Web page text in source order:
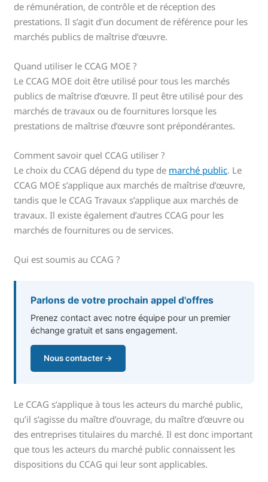
de rémunération, de contrôle et de réception des
prestations. Il s’agit d’un document de référence pour les
marchés publics de maîtrise d’œuvre.
Quand utiliser le CCAG MOE ?
Le CCAG MOE doit être utilisé pour tous les marchés
publics de maîtrise d’œuvre. Il peut être utilisé pour des
marchés de travaux ou de fournitures lorsque les
prestations de maîtrise d’œuvre sont prépondérantes.
Comment savoir quel CCAG utiliser ?
Le choix du CCAG dépend du type de marché public. Le
CCAG MOE s’applique aux marchés de maîtrise d’œuvre,
tandis que le CCAG Travaux s’applique aux marchés de
travaux. Il existe également d’autres CCAG pour les
marchés de fournitures ou de services.
Qui est soumis au CCAG ?
Parlons de votre prochain appel d'offres
Prenez contact avec notre équipe pour un premier
échange gratuit et sans engagement.
Nous contacter →
Le CCAG s’applique à tous les acteurs du marché public,
qu’il s’agisse du maître d’ouvrage, du maître d’œuvre ou
des entreprises titulaires du marché. Il est donc important
que tous les acteurs du marché public connaissent les
dispositions du CCAG qui leur sont applicables.